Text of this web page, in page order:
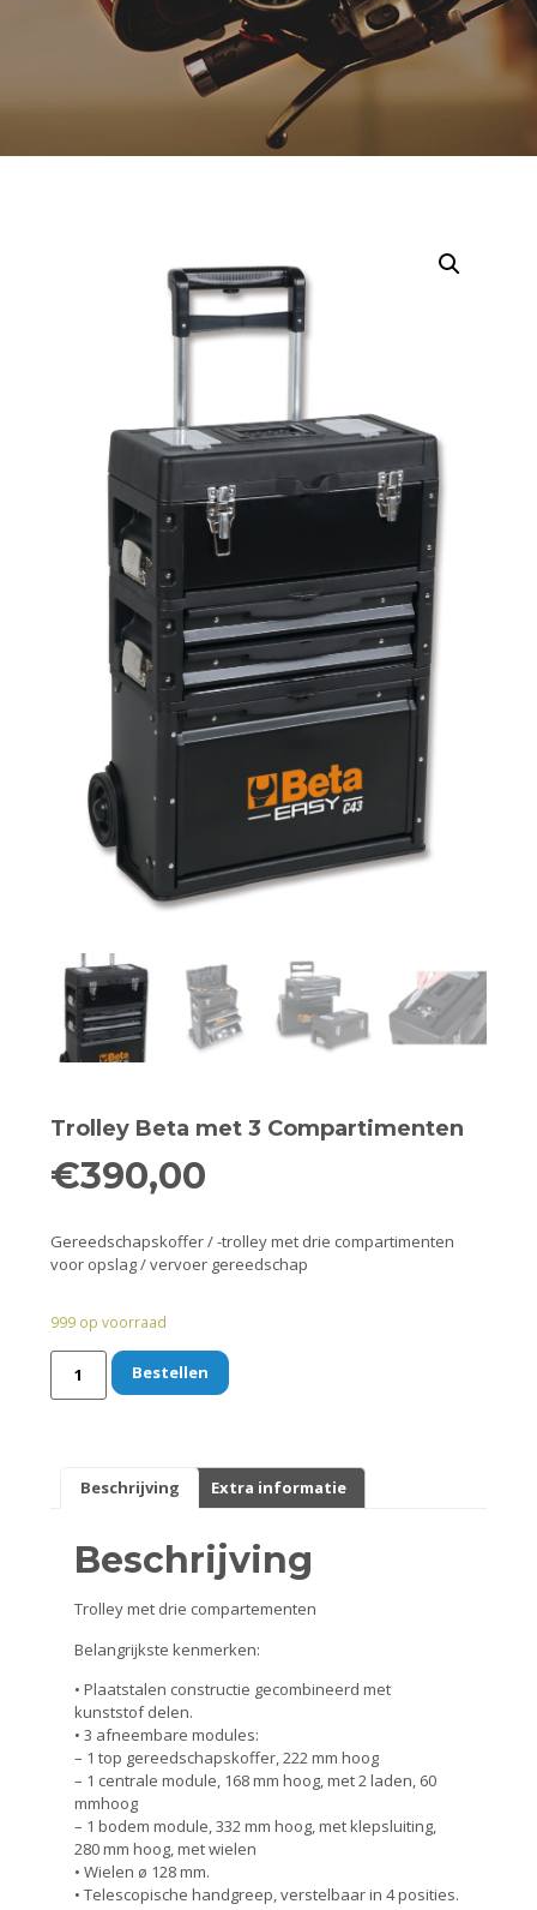
Originele AGM-onderdelen
Originele BTC-onderdelen
Originele Piaggio/Vespa-onderdelen
Originele Tomos-onderdelen
Overbrenging
Remmen
Smeer- en onderhoudsproducten
Beugels en dragers
Bevestigingsdelen
Koffers en manden
Toebehoren en accessoires
Smeren
Spiegels
Standaarden
Zadels
Startmotoren en kickstarters
Zuigers
Variateurs
Verlichting
Trolley Beta met 3 Compartimenten
€390,00
Gereedschapskoffer / -trolley met drie compartimenten
voor opslag / vervoer gereedschap
999 op voorraad
Bestellen
Beschrijving Extra informatie
Beschrijving
Trolley met drie compartementen
Belangrijkste kenmerken:
• Plaatstalen constructie gecombineerd met
kunststof delen.
• 3 afneembare modules:
– 1 top gereedschapskoffer, 222 mm hoog
– 1 centrale module, 168 mm hoog, met 2 laden, 60
mmhoog
– 1 bodem module, 332 mm hoog, met klepsluiting,
280 mm hoog, met wielen
• Wielen ø 128 mm.
• Telescopische handgreep, verstelbaar in 4 posities.